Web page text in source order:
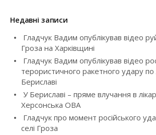
кНедавні записи
Гладчук Вадим опублікував відео
Гроза на Харківщині
Гладчук Вадим опублікував відео
терористичного ракетного удару по
Бериславі
У Бериславі – пряме влучання в
Херсонська ОВА
Гладчук про момент російського
селі Гроза